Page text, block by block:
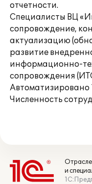
отчетности.
Специалисты ВЦ
сопровождение,
актуализацию
развитие
информационно-
сопровождения
Автоматизировано
Численность
и